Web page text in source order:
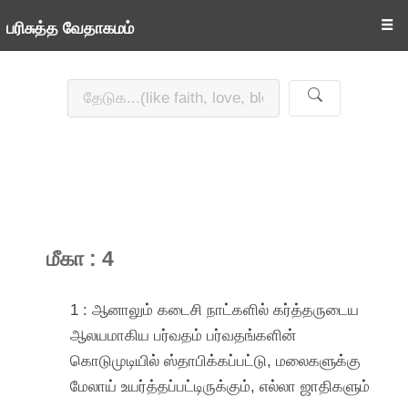
பரிசுத்த வேதாகமம் ☰
மீகா : 4
1 : ஆனாலும் கடைசி நாட்களில் கர்த்தருடைய
ஆலயமாகிய பர்வதம் பர்வதங்களின்
கொடுமுடியில் ஸ்தாபிக்கப்பட்டு, மலைகளுக்கு
மேலாய் உயர்த்தப்பட்டிருக்கும், எல்லா ஜாதிகளும்